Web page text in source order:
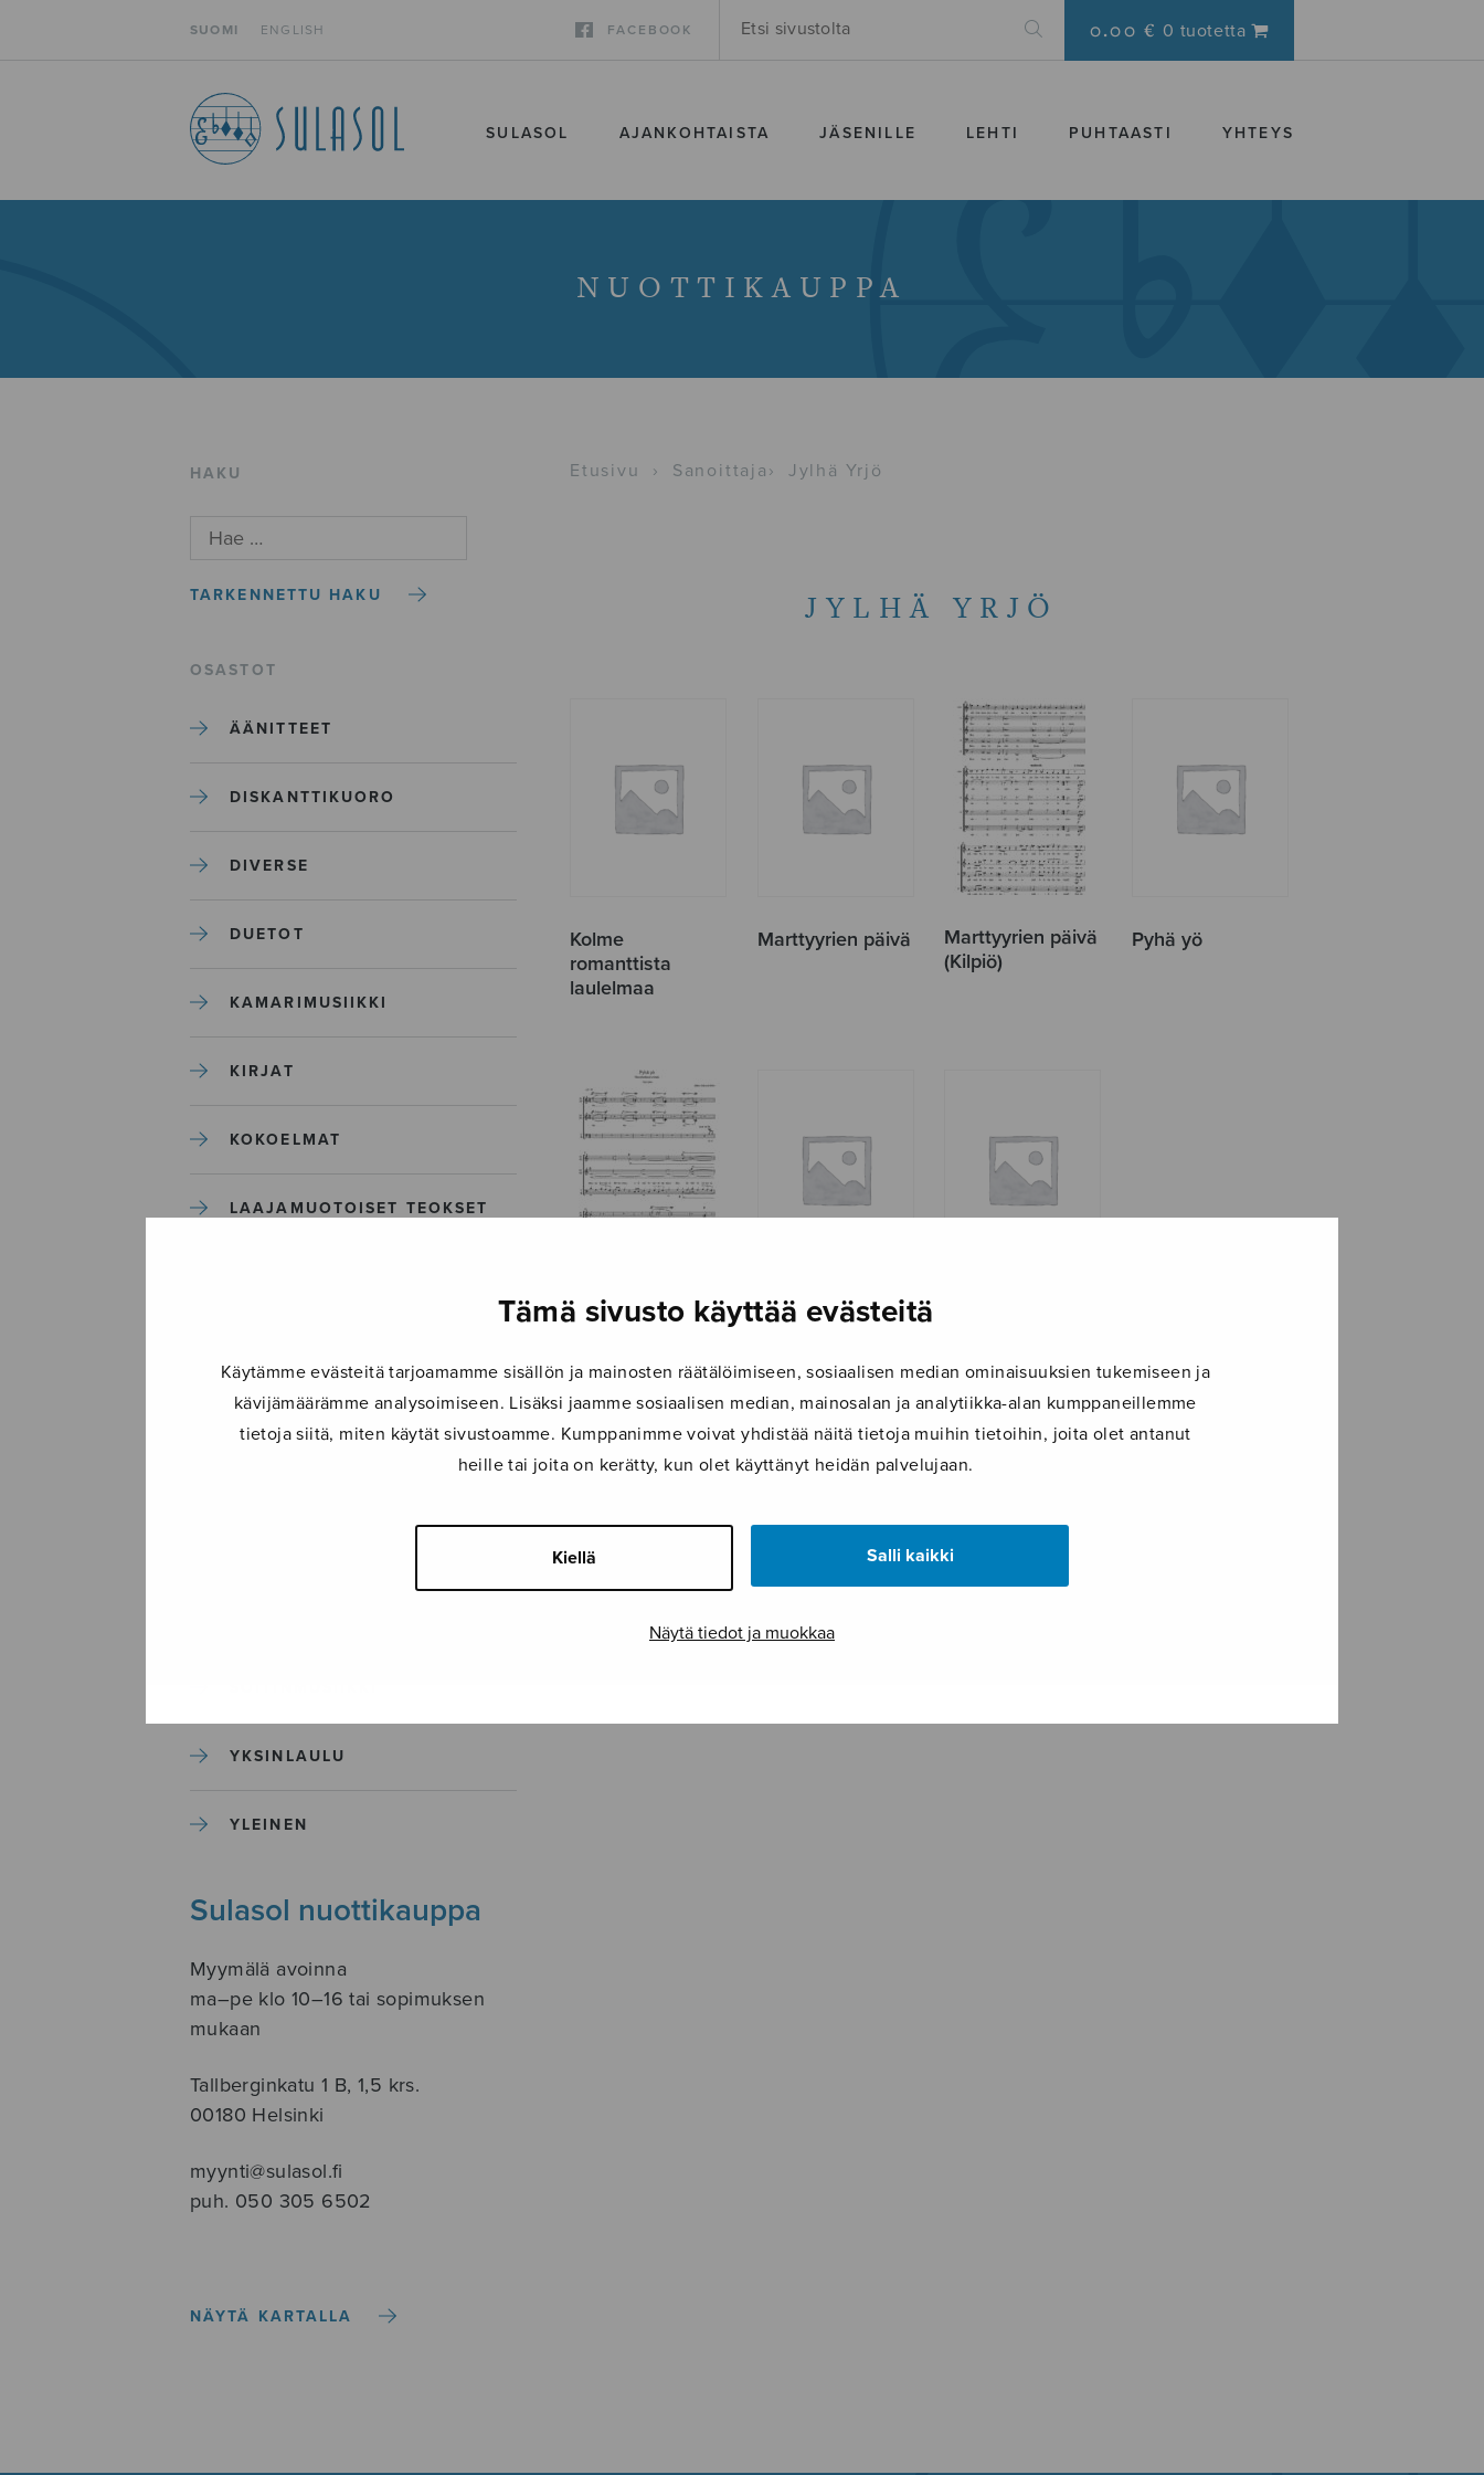
Tämä sivusto käyttää evästeitä
Käytämme evästeitä tarjoamamme sisällön ja mainosten räätälöimiseen, sosiaalisen median ominaisuuksien tukemiseen ja
kävijämäärämme analysoimiseen. Lisäksi jaamme sosiaalisen median, mainosalan ja analytiikka-alan kumppaneillemme
tietoja siitä, miten käytät sivustoamme. Kumppanimme voivat yhdistää näitä tietoja muihin tietoihin, joita olet antanut
heille tai joita on kerätty, kun olet käyttänyt heidän palvelujaan.
Kiellä Salli kaikki
Näytä tiedot ja muokkaa
SUOMI ENGLISH FACEBOOK 0.00 € 0 tuotetta
SULASOL AJANKOHTAISTA JÄSENILLE LEHTI PUHTAASTI YHTEYS
NUOTTIKAUPPA
HAKU
TARKENNETTU HAKU
OSASTOT
ÄÄNITTEET
DISKANTTIKUORO
DIVERSE
DUETOT
KAMARIMUSIIKKI
KIRJAT
KOKOELMAT
LAAJAMUOTOISET TEOKSET
MUUT
YKSINLAULU
YLEINEN
Sulasol nuottikauppa
Myymälä avoinna
ma–pe klo 10–16 tai sopimuksen
mukaan
Tallberginkatu 1 B, 1,5 krs.
00180 Helsinki
myynti@sulasol.fi
puh. 050 305 6502
NÄYTÄ KARTALLA
Etusivu › Sanoittaja › Jylhä Yrjö
JYLHÄ YRJÖ
Kolme
romanttista
laulelmaa
Marttyyrien päivä
Marttyyrien päivä
(Kilpiö)
Pyhä yö
Pyhä yö
(nuorisosekakuorolle)
Pyhä yö, choral